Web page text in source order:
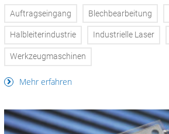
Auftragseingang Blechbearbeitung
Halbleiterindustrie Industrielle Laser
Werkzeugmaschinen
Mehr erfahren